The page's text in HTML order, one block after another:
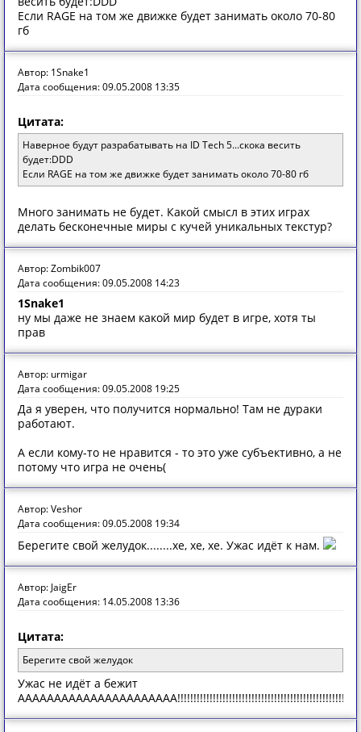
Если RAGE на том же движке будет занимать около 70-80
гб
Автор: 1Snake1
Дата сообщения: 09.05.2008 13:35
Цитата:
Наверное будут разрабатывать на ID Tech 5...скока весить
будет:DDD
Если RAGE на том же движке будет занимать около 70-80 гб
Много занимать не будет. Какой смысл в этих играх
делать бесконечные миры с кучей уникальных текстур?
Автор: Zombik007
Дата сообщения: 09.05.2008 14:23
1Snake1
ну мы даже не знаем какой мир будет в игре, хотя ты
прав
Автор: urmigar
Дата сообщения: 09.05.2008 19:25
Да я уверен, что получится нормально! Там не дураки
работают.
А если кому-то не нравится - то это уже субъективно, а не
потому что игра не очень(
Автор: Veshor
Дата сообщения: 09.05.2008 19:34
Берегите свой желудок........хе, хе, хе. Ужас идёт к нам.
Автор: JaigEr
Дата сообщения: 14.05.2008 13:36
Цитата:
Берегите свой желудок
Ужас не идёт а бежит